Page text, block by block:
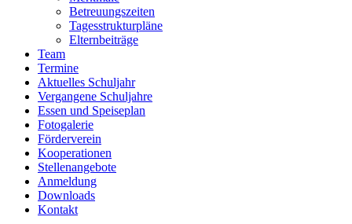
Betreuungszeiten
Tagesstrukturpläne
Elternbeiträge
Team
Termine
Aktuelles Schuljahr
Vergangene Schuljahre
Essen und Speiseplan
Fotogalerie
Förderverein
Kooperationen
Stellenangebote
Anmeldung
Downloads
Kontakt